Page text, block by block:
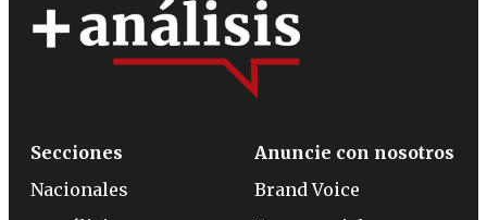
Secciones
Nacionales
Anuncie con nosotros
Brand Voice